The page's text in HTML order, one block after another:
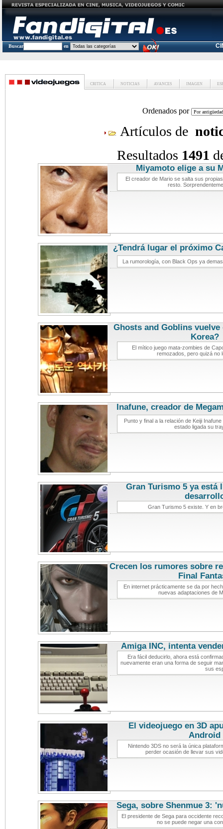
Buscar en
CRITICA NOTICIAS AVANCES IMAGEN
Ordenados por
Artículos de
Resultados 1491
Miyamoto elige a su
El creador de Mario se salta sus
resto.
¿Tendrá lugar el próximo
La rumorología, con Black Ops ya
Ghosts and Goblins
Korea?
El mítico juego mata-zombies de
remozados, pero quizá no
Inafune, creador de
Punto y final a la relación de Keiji
estado ligada su
Gran Turismo 5 ya está
Gran Turismo 5 existe. Y en
Crecen los rumores sobre
Final
En internet prácticamente se da por
nuevas adaptaciones de
Amiga INC, intenta
Era fácil deducirlo, ahora está
nuevamente eran una forma de seguir
sus
El videojuego en 3D
Android
Nintendo 3DS no será la única
perder ocasión de llevar sus
Sega, sobre Shenmue 3:
El presidente de Sega para occidente
no se puede negar una